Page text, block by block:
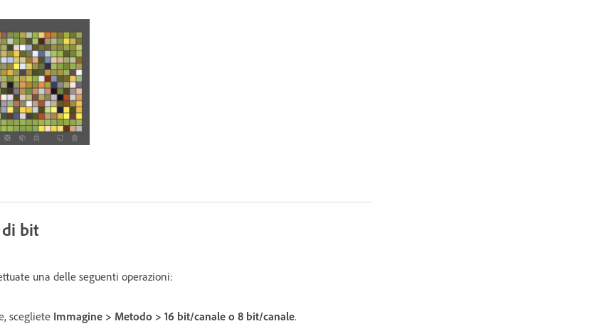
di bit
una delle seguenti operazioni:
scegliete Immagine > Metodo > 16 bit/canale o 8 bit/canale.